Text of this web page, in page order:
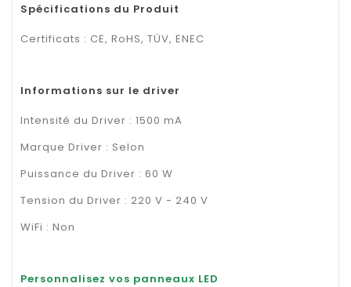
Spécifications du Produit
Certificats : CE, RoHS, TÜV, ENEC
Informations sur le driver
Intensité du Driver : 1500 mA
Marque Driver : Selon
Puissance du Driver : 60 W
Tension du Driver : 220 V - 240 V
WiFi : Non
Personnalisez vos panneaux LED